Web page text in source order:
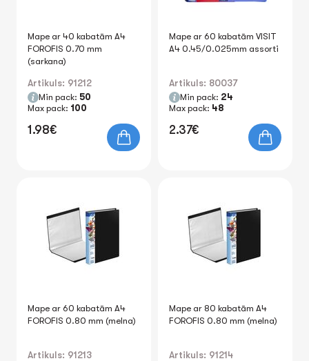
Mape ar 40 kabatām A4
FOROFIS 0.70 mm
(sarkana)
Artikuls: 91212
Min pack: 50
Max pack: 100
1.98€
Mape ar 60 kabatām VISIT
A4 0.45/0.025mm assorti
Artikuls: 80037
Min pack: 24
Max pack: 48
2.37€
Mape ar 60 kabatām A4
FOROFIS 0.80 mm (melna)
Artikuls: 91213
Mape ar 80 kabatām A4
FOROFIS 0.80 mm (melna)
Artikuls: 91214